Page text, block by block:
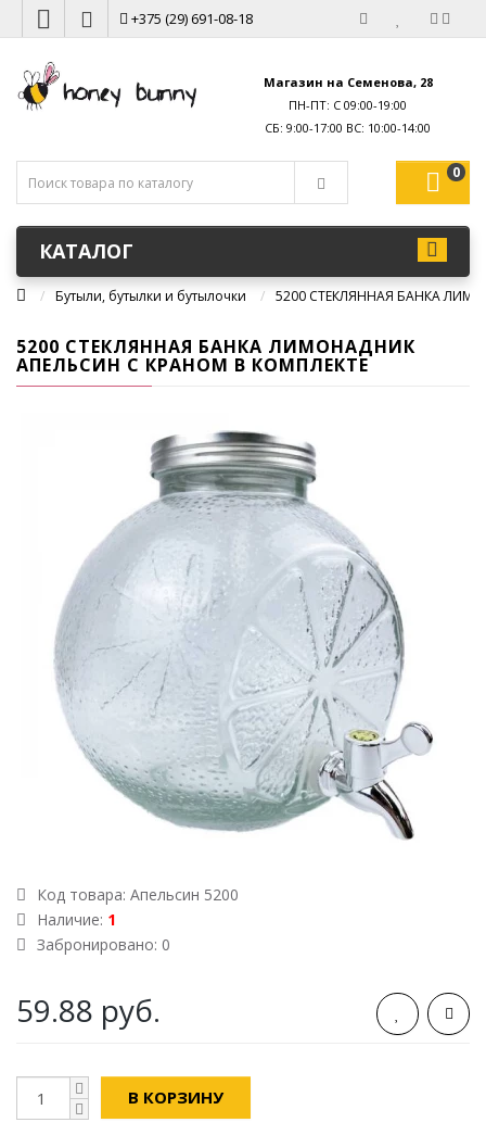
+375 (29) 691-08-18
Магазин на Семенова, 28
ПН-ПТ: С 09:00-19:00
0
КАТАЛОГ
Бутыли, бутылки и бутылочки 5200 СТЕКЛЯННАЯ БАНКА
5200 СТЕКЛЯННАЯ БАНКА ЛИМОНАДНИК
АПЕЛЬСИН С КРАНОМ В КОМПЛЕКТЕ
Код товара: Апельсин 5200
Наличие: 1
Забронировано: 0
59.88 руб.
В КОРЗИНУ